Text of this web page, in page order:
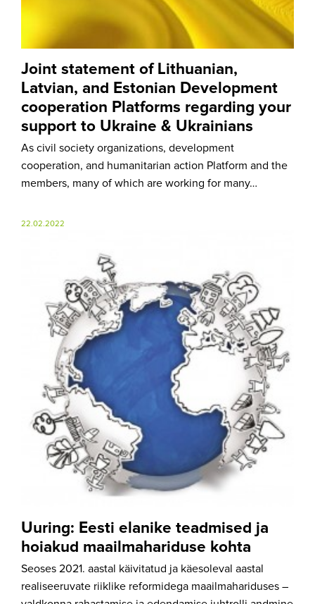
Joint statement of Lithuanian,
Latvian, and Estonian Development
cooperation Platforms regarding your
support to Ukraine & Ukrainians
As civil society organizations, development
cooperation, and humanitarian action Platform and the
members, many of which are working for many…
22.02.2022
Uuring: Eesti elanike teadmised ja
hoiakud maailmahariduse kohta
Seoses 2021. aastal käivitatud ja käesoleval aastal
realiseeruvate riiklike reformidega maailmahariduses –